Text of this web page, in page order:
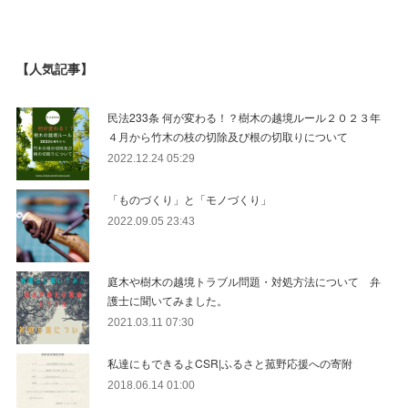
【人気記事】
民法233条 何が変わる！？樹木の越境ルール２０２３年
４月から竹木の枝の切除及び根の切取りについて
2022.12.24 05:29
「ものづくり」と「モノづくり」
2022.09.05 23:43
庭木や樹木の越境トラブル問題・対処方法について 弁
護士に聞いてみました。
2021.03.11 07:30
私達にもできるよCSR|ふるさと菰野応援への寄附
2018.06.14 01:00